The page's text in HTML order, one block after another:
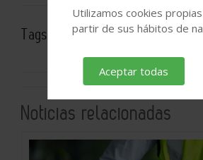
Tags: Ascer Cerámica española
Noticias relacionadas
Utilizamos cookies
partir de sus hábitos de
Aceptar todas